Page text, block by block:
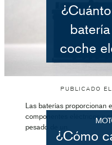
coche
PUBLICADO
Las baterías proporcionan
componentes eléctricos y
pesado de un
¿Cómo